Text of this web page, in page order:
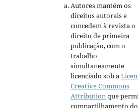
Autores mantém os
direitos autorais e
concedem à revista o
direito de primeira
publicação, com o
trabalho
simultaneamente
licenciado sob a
Creative Commons
Attributionque
compartilhamento do